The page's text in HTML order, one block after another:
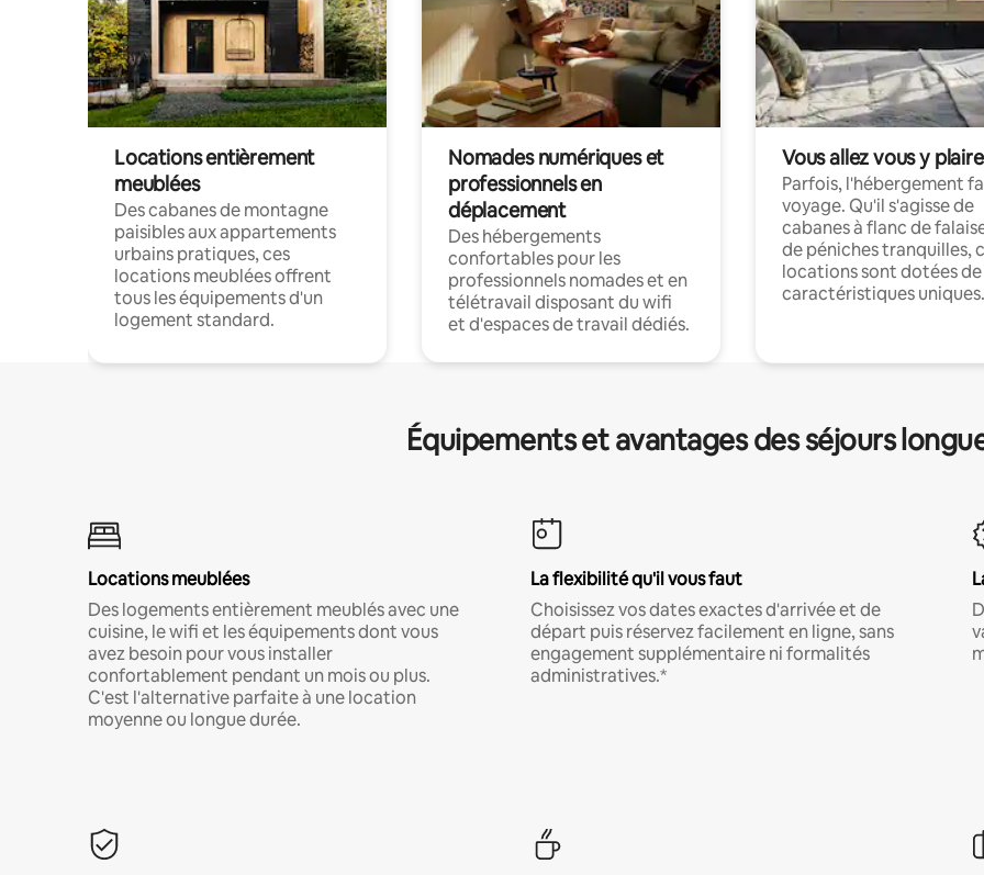
Locations entièrement
meublées
Des cabanes de montagne
paisibles aux appartements
urbains pratiques, ces
locations meublées offrent
tous les équipements d'un
logement standard.
Nomades numériques et
professionnels en
déplacement
Des hébergements
confortables pour les
professionnels nomades et en
télétravail disposant du wifi
et d'espaces de travail dédiés.
Vous allez vous y plaire
Parfois, l'hébergement
voyage. Qu'il s'agisse de
cabanes à flanc de
de péniches tranquilles,
locations sont dotées de
caractéristiques uniques.
Équipements et avantages des séjours
Locations meublées
Des logements entièrement meublés avec une
cuisine, le wifi et les équipements dont vous
avez besoin pour vous installer
confortablement pendant un mois ou plus.
C'est l'alternative parfaite à une location
moyenne ou longue durée.
La flexibilité qu'il vous faut
Choisissez vos dates exactes d'arrivée et de
départ puis réservez facilement en ligne, sans
engagement supplémentaire ni formalités
administratives.*